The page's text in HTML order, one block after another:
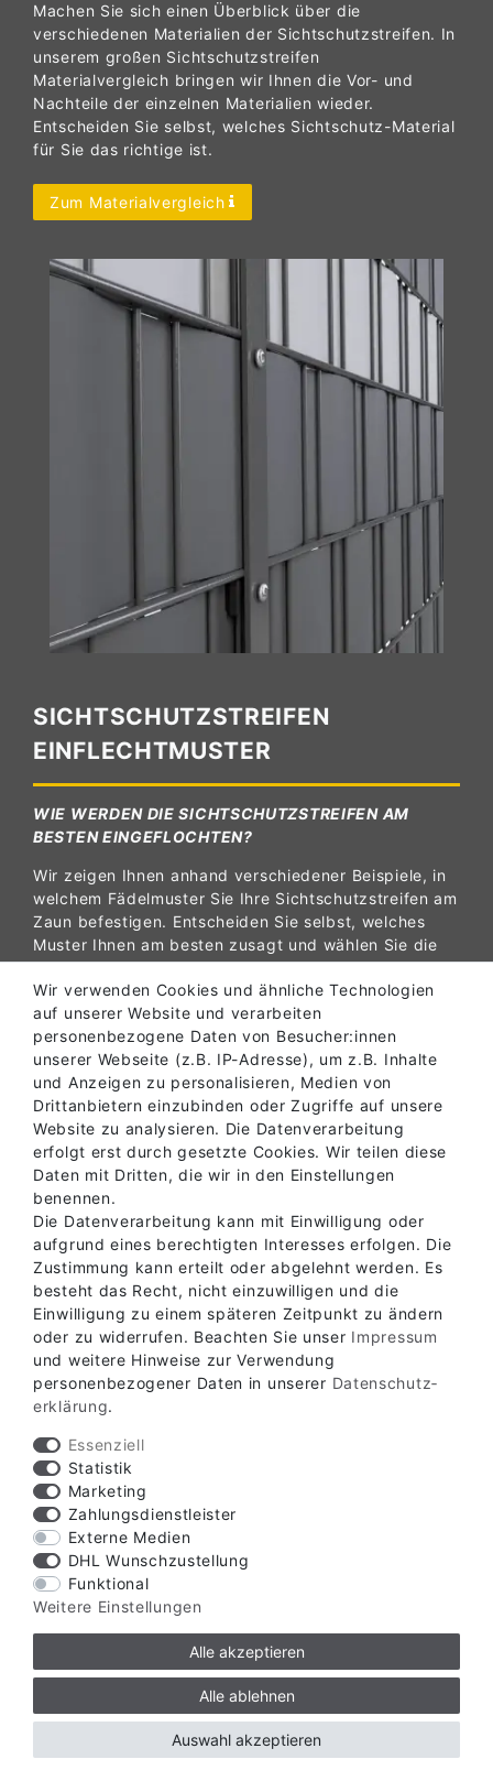
Machen Sie sich einen Überblick über die
verschiedenen Materialien der Sichtschutzstreifen. In
unserem großen Sichtschutzstreifen
Materialvergleich bringen wir Ihnen die Vor- und
Nachteile der einzelnen Materialien wieder.
Entscheiden Sie selbst, welches Sichtschutz-Material
für Sie das richtige ist.
Zum Materialvergleich
SICHTSCHUTZSTREIFEN
EINFLECHTMUSTER
WIE WERDEN DIE SICHTSCHUTZSTREIFEN AM
BESTEN EINGEFLOCHTEN?
Wir zeigen Ihnen anhand verschiedener Beispiele, in
welchem Fädelmuster Sie Ihre Sichtschutzstreifen am
Zaun befestigen. Entscheiden Sie selbst, welches
Muster Ihnen am besten zusagt und wählen Sie die
schönste Optik für Ihren Zaun.
Zu den Einflechtmustern
SCHNELLE INFOS ZU SICHTSCHUTZ
SICHTSCHUTZ FÜR TORE
WIE MACHE ICH MEIN TOR BLICKDICHT MIT
Sie können Sichtschutzstreifen wie beim Zaun in Ihr
Doppelstab Tor einflechten.
Wir verwenden Cookies und ähnliche Technologien
auf unserer Website und verarbeiten
personenbezogene Daten von Besucher:innen
unserer Webseite (z.B. IP-Adresse), um z.B. Inhalte
und Anzeigen zu personalisieren, Medien von
Drittanbietern einzubinden oder Zugriffe auf unsere
Website zu analysieren. Die Datenverarbeitung
erfolgt erst durch gesetzte Cookies. Wir teilen diese
Daten mit Dritten, die wir in den Einstellungen
benennen.
Die Datenverarbeitung kann mit Einwilligung oder
aufgrund eines berechtigten Interesses erfolgen. Die
Zustimmung kann erteilt oder abgelehnt werden. Es
besteht das Recht, nicht einzuwilligen und die
Einwilligung zu einem späteren Zeitpunkt zu ändern
oder zu widerrufen. Beachten Sie unser Impressum
und weitere Hinweise zur Verwendung
personenbezogener Daten in unserer Daten­schutz­
erklärung.
Essenziell
Statistik
Marketing
Zahlungsdienstleister
Externe Medien
DHL Wunschzustellung
Funktional
Weitere Einstellungen
Alle akzeptieren
Alle ablehnen
Auswahl akzeptieren